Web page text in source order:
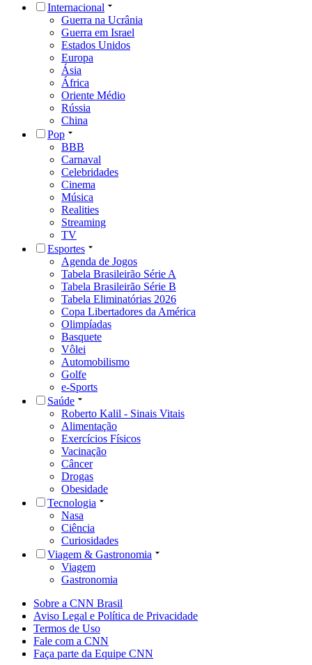
Internacional
Guerra na Ucrânia
Guerra em Israel
Estados Unidos
Europa
Ásia
África
Oriente Médio
Rússia
China
Pop
BBB
Carnaval
Celebridades
Cinema
Música
Realities
Streaming
TV
Esportes
Agenda de Jogos
Tabela Brasileirão Série A
Tabela Brasileirão Série B
Tabela Eliminatórias 2026
Copa Libertadores da América
Olimpíadas
Basquete
Vôlei
Automobilismo
Golfe
e-Sports
Saúde
Roberto Kalil - Sinais Vitais
Alimentação
Exercícios Físicos
Vacinação
Câncer
Drogas
Obesidade
Tecnologia
Nasa
Ciência
Curiosidades
Viagem & Gastronomia
Viagem
Gastronomia
Sobre a CNN Brasil
Aviso Legal e Política de Privacidade
Termos de Uso
Fale com a CNN
Faça parte da Equipe CNN